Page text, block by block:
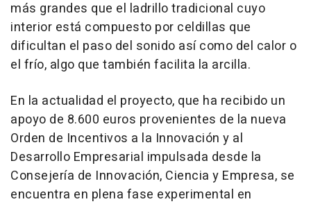
más grandes que el ladrillo tradicional cuyo
interior está compuesto por celdillas que
dificultan el paso del sonido así como del calor o
el frío, algo que también facilita la arcilla.
En la actualidad el proyecto, que ha recibido un
apoyo de 8.600 euros provenientes de la nueva
Orden de Incentivos a la Innovación y al
Desarrollo Empresarial impulsada desde la
Consejería de Innovación, Ciencia y Empresa, se
encuentra en plena fase experimental en